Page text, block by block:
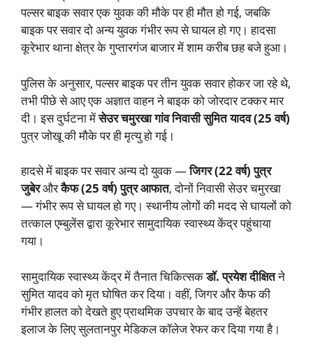
पल्सर बाइक सवार एक युवक की मौके पर ही मौत हो गई, जबकि
बाइक पर सवार दो अन्य युवक गंभीर रूप से घायल हो गए। हादसा
कूरेभार थाना क्षेत्र के गुप्तारगंज बाजार में शाम करीब छह बजे हुआ।
पुलिस के अनुसार, पल्सर बाइक पर तीन युवक सवार होकर जा रहे थे,
तभी पीछे से आए एक अज्ञात वाहन ने बाइक को जोरदार टक्कर मार
दी। इस दुर्घटना मेंसेउर चमुरखा गांव निवासी सुमित यादव (25 वर्ष)
पुत्र जोखू की मौके पर ही मृत्यु हो गई।
हादसे में बाइक पर सवार अन्य दो युवक —जिगर (22 वर्ष) पुत्र
जुबेरऔरकैफ (25 वर्ष) पुत्र आफात, दोनों निवासी सेउर चमुरखा
— गंभीर रूप से घायल हो गए। स्थानीय लोगों की मदद से घायलों को
तत्काल एम्बुलेंस द्वारा कूरेभार सामुदायिक स्वास्थ्य केंद्र पहुंचाया
गया।
सामुदायिक स्वास्थ्य केंद्र में तैनात चिकित्सकडॉ. प्रयेश दीक्षितने
सुमित यादव को मृत घोषित कर दिया। वहीं, जिगर और कैफ की
गंभीर हालत को देखते हुए प्राथमिक उपचार के बाद उन्हें बेहतर
इलाज के लिए सुलतानपुर मेडिकल कॉलेज रेफर कर दिया गया है।